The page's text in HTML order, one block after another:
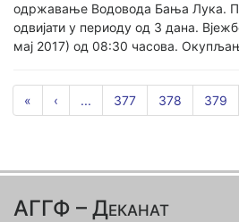
одржавање Водовода Бања Лука.
одвијати у периоду од 3 дана.
мај 2017) од 08:30 часова.
« ‹ ... 377 378 379
АГГФ – Деканат